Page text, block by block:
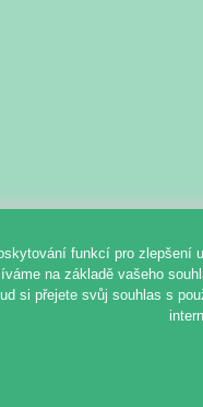
funkcí pro zlepšení
na základě vašeho
si přejete svůj souhlas s